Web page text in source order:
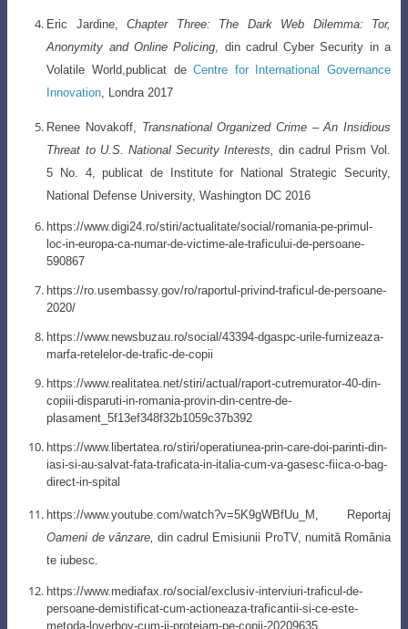
Eric Jardine,Chapter Three:
The Dark Web Dilemma: Tor,
Anonymity and Online Policing , din cadrulCyber Security in a
Volatile World ,publicat deCentre for International Governance
Innovation , Londra 2017
Renee Novakoff, Transnational Organized Crime – An Insidious
Threat to U.S. National Security Interests, din cadrul Prism Vol.
5 No. 4, publicat de Institute for National Strategic Security,
National Defense University, Washington DC 2016
https://www.digi24.ro/stiri/actualitate/social/romania-pe-primul-
loc-in-europa-ca-numar-de-victime-ale-traficului-de-persoane-
590867
https://ro.usembassy.gov/ro/raportul-privind-traficul-de-persoane-
2020/
https://www.newsbuzau.ro/social/43394-dgaspc-urile-furnizeaza-
marfa-retelelor-de-trafic-de-copii
https://www.realitatea.net/stiri/actual/raport-cutremurator-40-din-
copiii-disparuti-in-romania-provin-din-centre-de-
plasament_5f13ef348f32b1059c37b392
https://www.libertatea.ro/stiri/operatiunea-prin-care-doi-parinti-din-
iasi-si-au-salvat-fata-traficata-in-italia-cum-va-gasesc-fiica-o-bag-
direct-in-spital
https://www.youtube.com/watch?v=5K9gWBfUu_M, Reportaj
Oameni de vânzare,din cadrul Emisiunii ProTV, numită România
te iubesc.
https://www.mediafax.ro/social/exclusiv-interviuri-traficul-de-
persoane-demistificat-cum-actioneaza-traficantii-si-ce-este-
metoda-loverboy-cum-ii-protejam-pe-copii-20209635